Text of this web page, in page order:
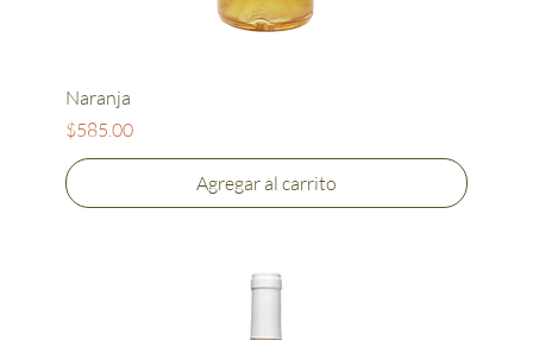
Naranja
Precio
$585.00
Agregar al carrito